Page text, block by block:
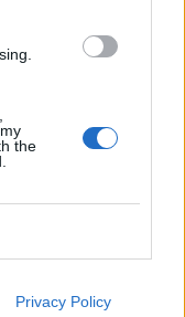
the
Privacy Policy
idėjos
į